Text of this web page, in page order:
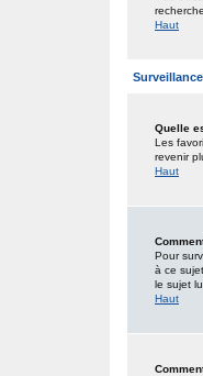
Haut
Quelle
Les
revenir
Haut
Pour
à ce
le sujet
Haut